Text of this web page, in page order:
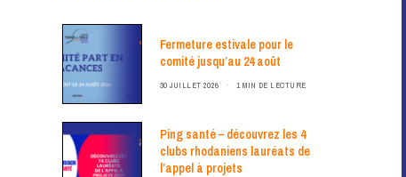
Fermeture estivale pour le
comité jusqu’au 24 août
30 JUILLET 2026 1 MIN DE LECTURE
Ping santé – découvrez les 4
clubs rhodaniens lauréats de
l’appel à projets